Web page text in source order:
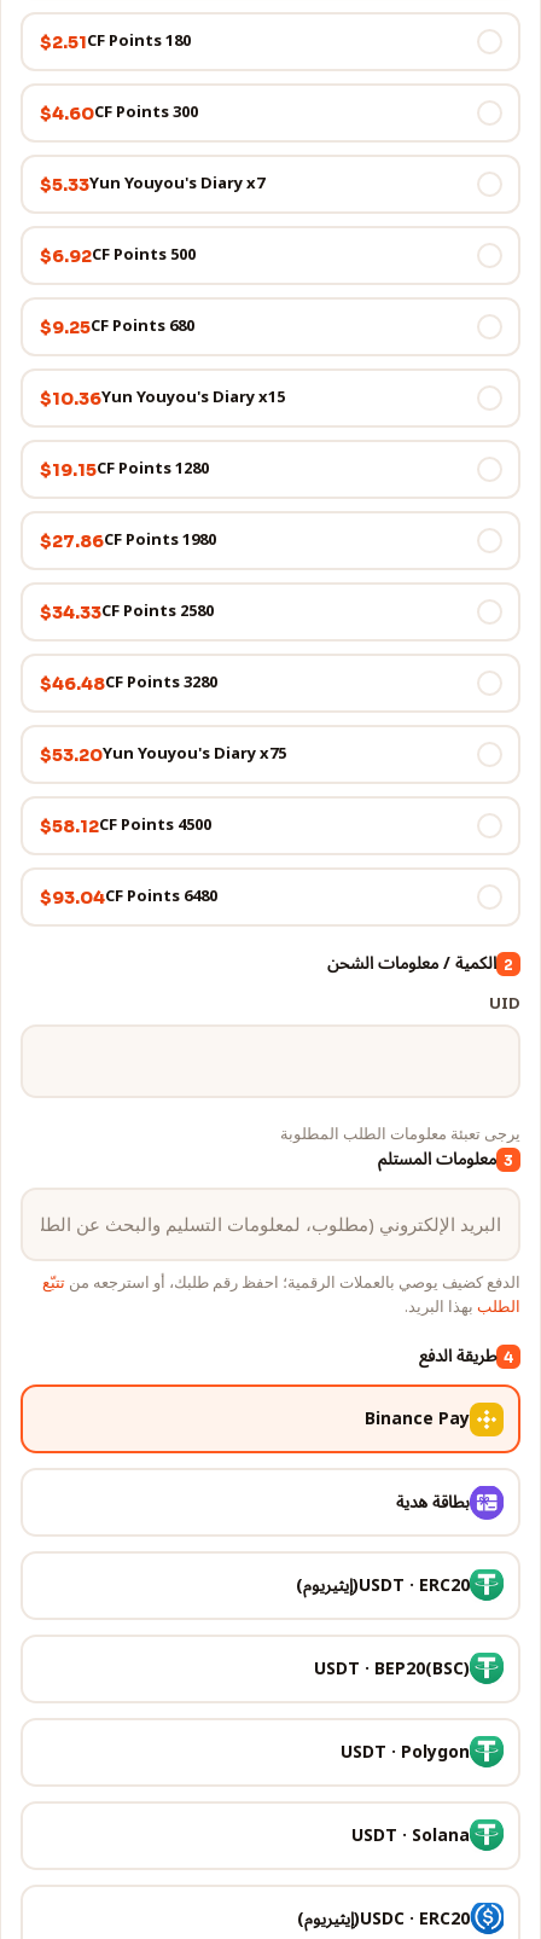
180 CF Points
$2.51
300 CF Points
$4.60
Yun Youyou's Diary x7
$5.33
500 CF Points
$6.92
680 CF Points
$9.25
Yun Youyou's Diary x15
$10.36
1280 CF Points
$19.15
1980 CF Points
$27.86
2580 CF Points
$34.33
3280 CF Points
$46.48
Yun Youyou's Diary x75
$53.20
4500 CF Points
$58.12
6480 CF Points
$93.04
2 الكمية / معلومات الشحن
UID
يرجى تعبئة معلومات الطلب المطلوبة
3 معلومات المستلم
الدفع كضيف يوصي بالعملات الرقمية؛ احفظ رقم طلبك، أو استرجعه منتتبّع
الطلببهذا البريد.
4 طريقة الدفع
Binance Pay
بطاقة هدية
USDT · ERC20(إيثيريوم)
USDT · BEP20(BSC)
USDT · Polygon
USDT · Solana
USDC · ERC20(إيثيريوم)